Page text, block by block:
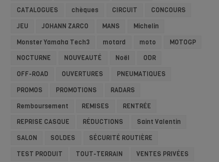
CATALOGUES
chèques CIRCUIT
CONCOURS
JEU
JOHANN ZARCO MANS
Michelin
Monster Yamaha Tech3
motard moto
MOTOGP
NOCTURNE
NOUVEAUTÉ Noël
ODR
OFF-ROAD
OUVERTURES
PNEUMATIQUES
PROMOS
PROMOTIONS
RADARS
Remboursement
REMISES
RENTRÉE
REPRISE CASQUE
RÉDUCTIONS
Saint Valentin
SALON
SOLDES
SÉCURITÉ ROUTIÈRE
TEST PRODUIT
TOUT-TERRAIN
VENTES PRIVÉES